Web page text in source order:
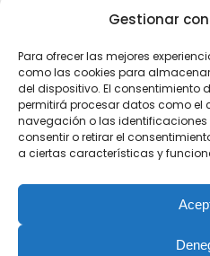
Gestionar
Para ofrecer las mejores
como las cookies para
del dispositivo. El consentimiento
permitirá procesar datos como el
navegación o las identificaciones
consentir o retirar el
a ciertas características y
Política de Cookies
Términos de
Mapa del Sitio